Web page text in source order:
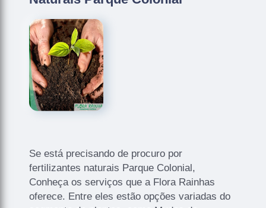
Se está precisando de procuro por
fertilizantes naturais Parque Colonial,
Conheça os serviços que a Flora Rainhas
oferece. Entre eles estão opções variadas do